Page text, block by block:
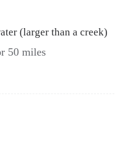
(larger than a creek)
50 miles